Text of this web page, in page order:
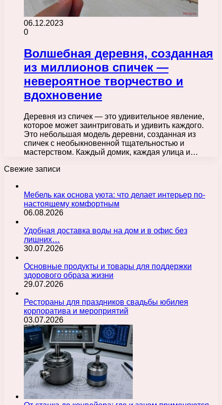
06.12.2023
0
Волшебная деревня, созданная
из миллионов спичек —
невероятное творчество и
вдохновение
Деревня из спичек — это удивительное явление,
которое может заинтриговать и удивить каждого.
Это небольшая модель деревни, созданная из
спичек с необыкновенной тщательностью и
мастерством. Каждый домик, каждая улица и…
Свежие записи
Мебель как основа уюта: что делает интерьер по-
настоящему комфортным
06.08.2026
Удобная доставка воды на дом и в офис без
лишних…
30.07.2026
Основные продукты и товары для поддержки
здорового образа жизни
29.07.2026
Рестораны для праздников свадьбы юбилея
корпоратива и мероприятий
03.07.2026